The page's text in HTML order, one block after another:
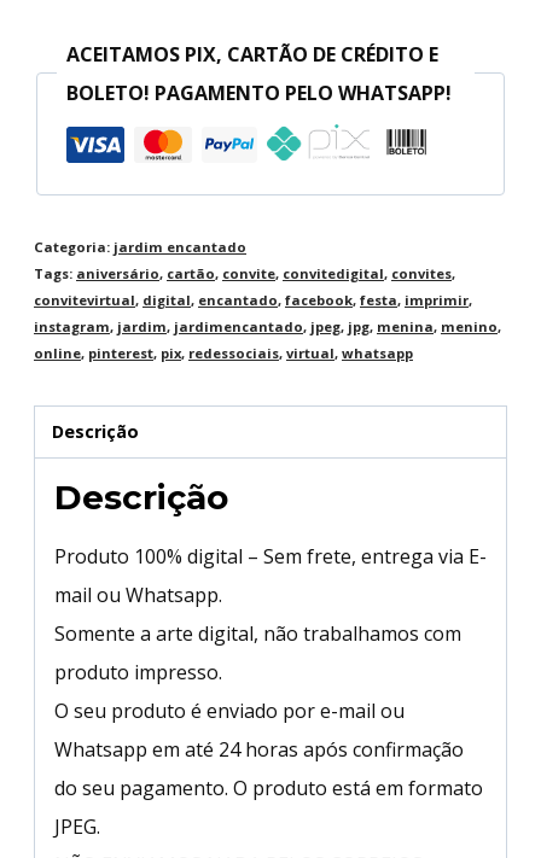
ACEITAMOS PIX, CARTÃO DE CRÉDITO E
BOLETO! PAGAMENTO PELO WHATSAPP!
Categoria: jardim encantado
Tags: aniversário, cartão, convite, convitedigital, convites,
convitevirtual, digital, encantado, facebook, festa, imprimir,
instagram, jardim, jardimencantado, jpeg, jpg, menina, menino,
online, pinterest, pix, redessociais, virtual, whatsapp
Descrição
Descrição
Produto 100% digital – Sem frete, entrega via E-
mail ou Whatsapp.
Somente a arte digital, não trabalhamos com
produto impresso.
O seu produto é enviado por e-mail ou
Whatsapp em até 24 horas após confirmação
do seu pagamento. O produto está em formato
JPEG.